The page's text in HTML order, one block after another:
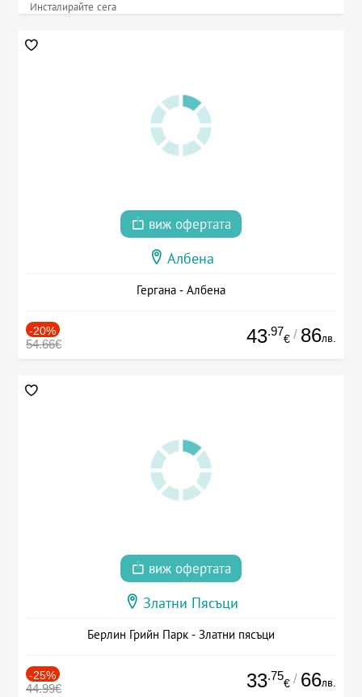
Инсталирайте сега
виж офертата
Албена
Гергана - Албена
-20%
54.66€ 43.97
€ / 86лв.
виж офертата
Златни Пясъци
Берлин Грийн Парк - Златни пясъци
-25%
44.99€ 33.75
€ / 66лв.